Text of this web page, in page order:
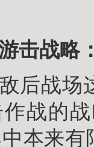
击战略
后战场
作战的
本来有